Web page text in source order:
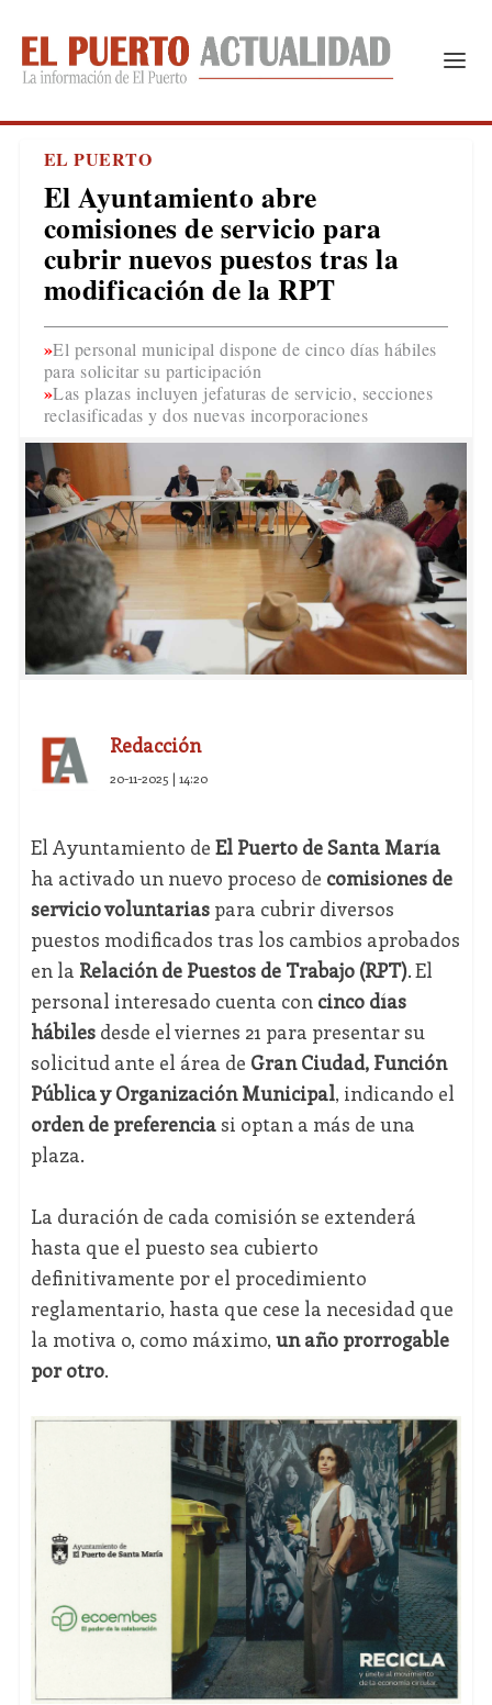
EL PUERTO
El Ayuntamiento abre
comisiones de servicio para
cubrir nuevos puestos tras la
modificación de la RPT
El personal municipal dispone de cinco días hábiles
para solicitar su participación
Las plazas incluyen jefaturas de servicio, secciones
reclasificadas y dos nuevas incorporaciones
Redacción
20-11-2025 | 14:20
El Ayuntamiento de El Puerto de Santa María
ha activado un nuevo proceso de comisiones de
servicio voluntariaspara cubrir diversos
puestos modificados tras los cambios aprobados
en la Relación de Puestos de Trabajo (RPT). El
personal interesado cuenta con cinco días
hábilesdesde el viernes 21 para presentar su
solicitud ante el área de Gran Ciudad, Función
Pública y Organización Municipal, indicando el
orden de preferenciasi optan a más de una
plaza.
La duración de cada comisión se extenderá
hasta que el puesto sea cubierto
definitivamente por el procedimiento
reglamentario, hasta que cese la necesidad que
la motiva o, como máximo, un año prorrogable
por otro.